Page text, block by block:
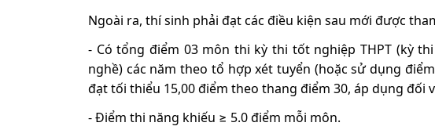
Ngoài ra, thí sinh phải đạt các điều kiện sau mới được
- Có tổng điểm 03 môn thi kỳ thi tốt nghiệp THPT (kỳ
nghề) các năm theo tổ hợp xét tuyển (hoặc sử dụng
đạt tối thiểu 15,00 điểm theo thang điểm 30, áp dụng đối
- Điểm thi năng khiếu ≥ 5.0 điểm mỗi môn.